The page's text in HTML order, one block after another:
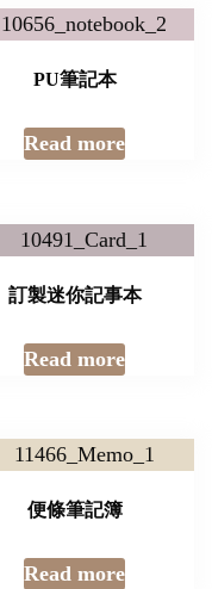
PU筆記本
Read more
訂製迷你記事本
Read more
便條筆記簿
Read more